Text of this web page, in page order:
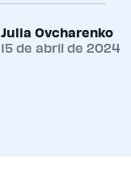
Julia Ovcharenko
15 de abril de 2024